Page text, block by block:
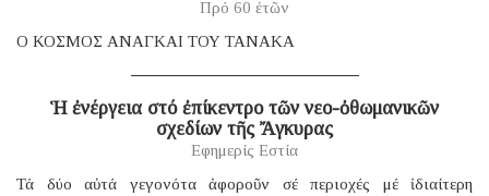
Πρό 60 ἐτῶν
Ο ΚΟΣΜΟΣ ΑΝΑΓΚΑΙ ΤΟΥ ΤΑΝΑΚΑ
Ἡ ἐνέργεια στό ἐπίκεντρο τῶν νεο-ὀθωμανικῶν
σχεδίων τῆς Ἄγκυρας
Εφημερίς Εστία
Τά δύο αὐτά γεγονότα ἀφοροῦν σέ περιοχές μέ ἰδιαίτερη